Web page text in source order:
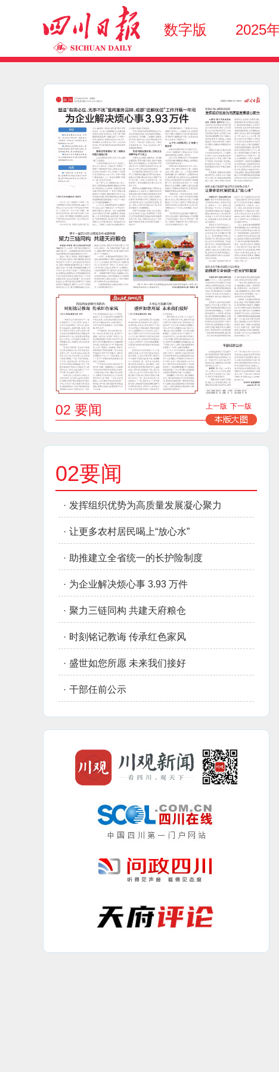
数字版 2025
02 要闻 上一版 下一版
02要闻
· 发挥组织优势为高质量发展凝心聚力
· 让更多农村居民喝上“放心水”
· 助推建立全省统一的长护险制度
· 为企业解决烦心事 3.93 万件
· 聚力三链同构 共建天府粮仓
· 时刻铭记教诲 传承红色家风
· 盛世如您所愿 未来我们接好
· 干部任前公示